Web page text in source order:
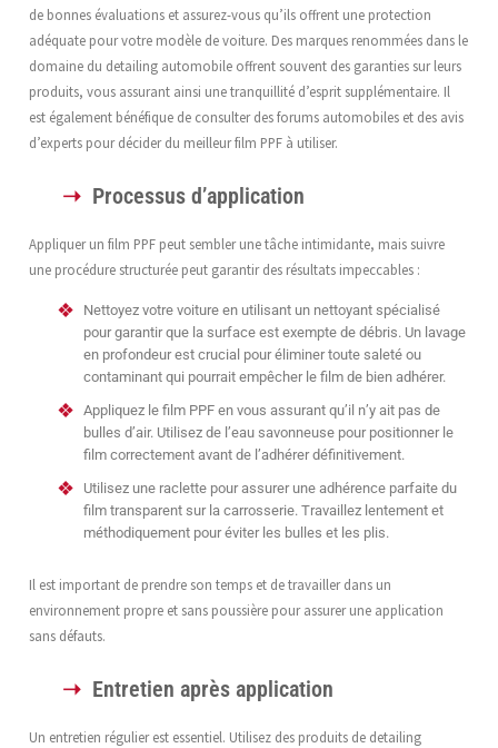
de bonnes évaluations et assurez-vous qu’ils offrent une protection
adéquate pour votre modèle de voiture. Des marques renommées dans le
domaine du detailing automobile offrent souvent des garanties sur leurs
produits, vous assurant ainsi une tranquillité d’esprit supplémentaire. Il
est également bénéfique de consulter des forums automobiles et des avis
d’experts pour décider du meilleur film PPF à utiliser.
Processus d’application
Appliquer un film PPF peut sembler une tâche intimidante, mais suivre
une procédure structurée peut garantir des résultats impeccables :
Nettoyez votre voiture en utilisant un nettoyant spécialisé
pour garantir que la surface est exempte de débris. Un lavage
en profondeur est crucial pour éliminer toute saleté ou
contaminant qui pourrait empêcher le film de bien adhérer.
Appliquez le film PPF en vous assurant qu’il n’y ait pas de
bulles d’air. Utilisez de l’eau savonneuse pour positionner le
film correctement avant de l’adhérer définitivement.
Utilisez une raclette pour assurer une adhérence parfaite du
film transparent sur la carrosserie. Travaillez lentement et
méthodiquement pour éviter les bulles et les plis.
Il est important de prendre son temps et de travailler dans un
environnement propre et sans poussière pour assurer une application
sans défauts.
Entretien après application
Un entretien régulier est essentiel. Utilisez des produits de detailing